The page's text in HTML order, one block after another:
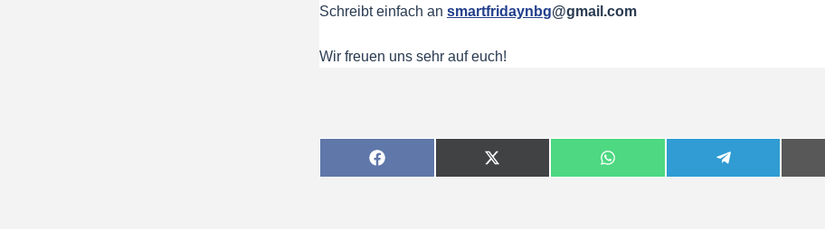
Schreibt einfach ansmartfridaynbg@gmail.com
Wir freuen uns sehr auf euch!